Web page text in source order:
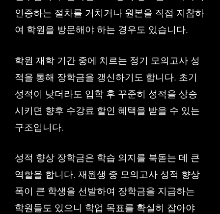
인증하는 절차를 거치거나 원본을 직접 지참하
여 학원을 방문해야 하는 경우도 있습니다.
학원 재학 기간 중에 치르는 정기 모의고사 성
적을 통해 장학금을 갱신하기도 합니다. 초기
성적이 낮더라도 입학 후 꾸준히 성적을 상승
시키면 향후 수강료 할인 혜택을 받을 수 있는
구조입니다.
성적 향상 장학금은 학습 의지를 북돋는 데 큰
역할을 합니다. 재원생 중 모의고사 성적 향상
폭이 큰 학생을 선발하여 장학금을 지급하는
학원들도 있으니 학업 목표를 확실히 잡아야